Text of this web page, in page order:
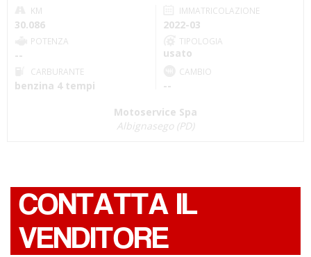
KM
30.086
IMMATRICOLAZIONE
2022-03
POTENZA
--
TIPOLOGIA
usato
CARBURANTE
benzina 4 tempi
CAMBIO
--
Motoservice Spa
Albignasego (PD)
CONTATTA IL
VENDITORE